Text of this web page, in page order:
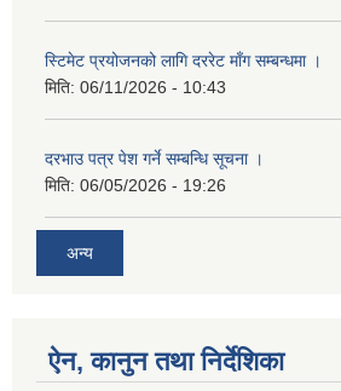
स्टिमेट प्रयोजनको लागि दररेट माँग सम्बन्धमा ।
मिति: 06/11/2026 - 10:43
दरभाउ पत्र पेश गर्ने सम्बन्धि सूचना ।
मिति: 06/05/2026 - 19:26
अन्य
ऐन, कानुन तथा निर्देशिका